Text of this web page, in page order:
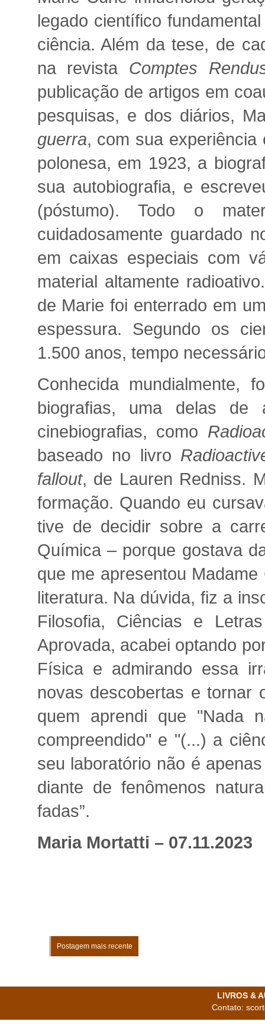
legado científico
ciência. Além da tese, de
na revista Comptes
publicação de artigos em
pesquisas, e dos diários,
guerra, com sua
polonesa, em 1923, a
sua autobiografia, e
(póstumo). Todo o
cuidadosamente guardado
em caixas especiais com
material altamente
de Marie foi enterrado em
espessura. Segundo os
1.500 anos, tempo
Conhecida mundialmente,
biografias, uma delas
cinebiografias, como
baseado no livro
fallout, de Lauren Redniss.
formação. Quando eu
tive de decidir sobre a
Química – porque gostava
que me apresentou
literatura. Na dúvida, fiz a
Filosofia, Ciências e
Aprovada, acabei optando
Física e admirando essa
novas descobertas e tornar
quem aprendi que "Nada
compreendido" e "(...) a
seu laboratório não é
diante de fenômenos
fadas”.
Maria Mortatti – 07.11.2023
Postagem mais recente
LIVROS &
Contato: